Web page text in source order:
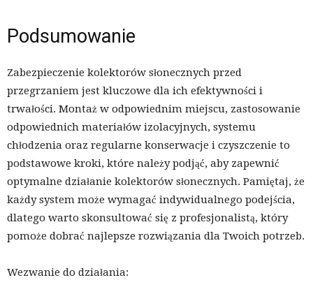
Podsumowanie
Zabezpieczenie kolektorów słonecznych przed
przegrzaniem jest kluczowe dla ich efektywności i
trwałości. Montaż w odpowiednim miejscu, zastosowanie
odpowiednich materiałów izolacyjnych, systemu
chłodzenia oraz regularne konserwacje i czyszczenie to
podstawowe kroki, które należy podjąć, aby zapewnić
optymalne działanie kolektorów słonecznych. Pamiętaj, że
każdy system może wymagać indywidualnego podejścia,
dlatego warto skonsultować się z profesjonalistą, który
pomoże dobrać najlepsze rozwiązania dla Twoich potrzeb.
Wezwanie do działania: